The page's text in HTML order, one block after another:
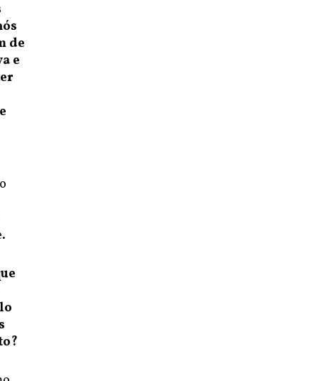
de
e